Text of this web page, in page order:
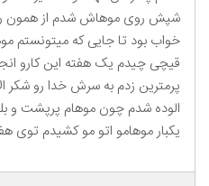
شپش روی موهاش شدم از همون
خواب بود تا جایی که میتونستم
قیچی چیدم یک هفته این کارو
پرمترین زدم به سرش خدا رو شکر
الوده شدم چون موهام پرپشت و
یکبار موهامو اتو مو کشیدم توی